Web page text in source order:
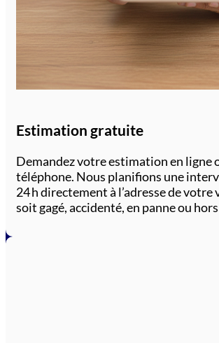
Estimation gratuite
Demandez votre estimation en ligne
téléphone. Nous planifions une
24 h directement à l’adresse de votre
soit gagé, accidenté, en panne ou hors